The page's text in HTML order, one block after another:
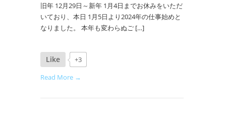
旧年 12月29日～新年 1月4日までお休みをいただ
いており、本日 1月5日より2024年の仕事始めと
なりました。 本年も変わらぬご […]
Like
+3
Read More →